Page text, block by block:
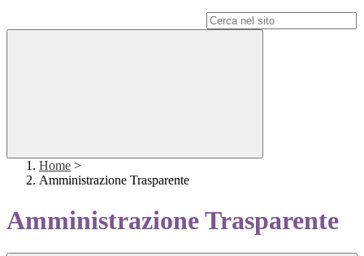
Home >
Amministrazione Trasparente
Amministrazione Trasparente